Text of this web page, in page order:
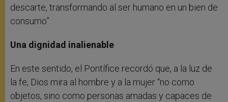
descarte, transformando al ser humano en un bien de
consumo”.
Una dignidad inalienable
En este sentido, el Pontífice recordó que, a la luz de
la fe, Dios mira al hombre y a la mujer “no como
objetos, sino como personas amadas y capaces de